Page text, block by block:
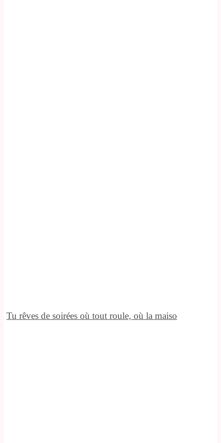
Tu rêves de soirées où tout roule, où la maiso